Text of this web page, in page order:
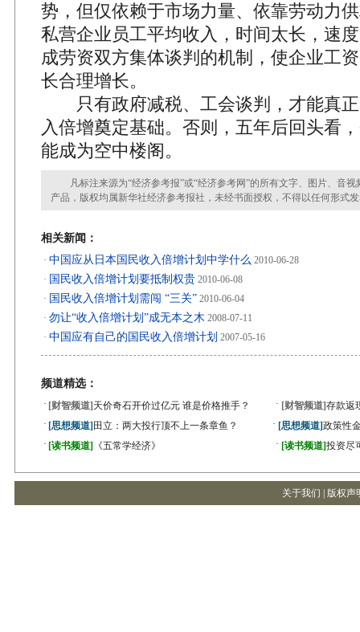
势，但仅依赖于市场力量、依靠劳动力
私营企业员工平均收入，时间太长，速
成劳资双方集体谈判的机制，使企业工
长合理增长。
只有政府减税、工会谈判，才能真正
入倍增奠定基础。否则，五年后回头看
能成为空中楼阁。
凡标注来源为“经济参考报”或“经济参考网”的所有文字、图片、音视
产品，版权均属新华社经济参考报社，未经书面授权，不得以任何形式
相关新闻：
· 中国应从日本国民收入倍增计划中学什么 2010-06-28
· 国民收入倍增计划要抵制权贵 2010-06-08
· 国民收入倍增计划需闯 “三关” 2010-06-04
· 勿让“收入倍增计划”成无本之木 2008-07-11
· 中国应有自己的国民收入倍增计划 2007-05-16
频道精选：
· [财智频道] 天价奇石开价过亿元 谁是价格推手？ · [财智频道]存款返
· [思想频道] 田立：两大投行顶不上一条章鱼？ · [思想频道]政策性
· [读书频道] 《五常学经济》 · [读书频道]投资尽